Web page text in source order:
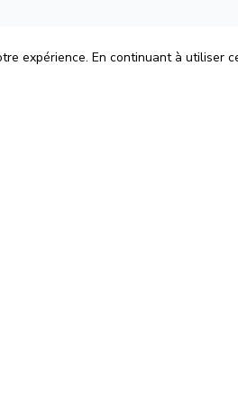
expérience. En continuant à utiliser